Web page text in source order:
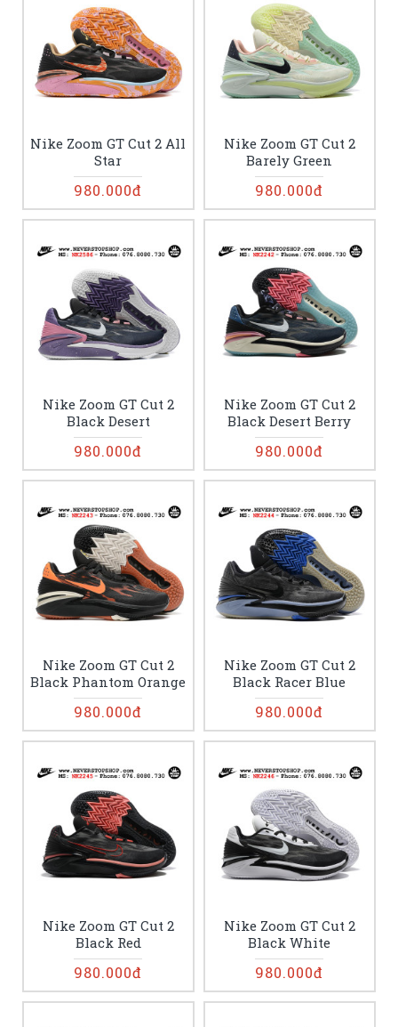
Nike Zoom GT Cut 2 All
Star
980.000đ
Nike Zoom GT Cut 2
Barely Green
980.000đ
Nike Zoom GT Cut 2
Black Desert
980.000đ
Nike Zoom GT Cut 2
Black Desert Berry
980.000đ
Nike Zoom GT Cut 2
Black Phantom Orange
980.000đ
Nike Zoom GT Cut 2
Black Racer Blue
980.000đ
Nike Zoom GT Cut 2
Black Red
980.000đ
Nike Zoom GT Cut 2
Black White
980.000đ